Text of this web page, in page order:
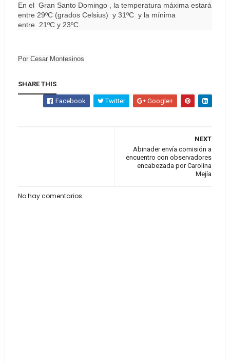
En el Gran Santo Domingo , la temperatura máxima estará
entre 29ºC (grados Celsius) y 31ºC y la mínima
entre 21ºC y 23ºC.
Por Cesar Montesinos
SHARE THIS
Facebook Twitter Google+
NEXT
Abinader envía comisión a
encuentro con observadores
encabezada por Carolina
Mejía
No hay comentarios.